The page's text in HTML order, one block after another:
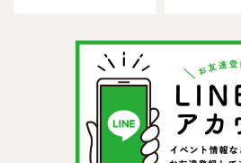
＠イオンモール四條畷